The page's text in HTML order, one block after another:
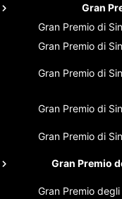
Gran
Gran Premio di
Gran Premio di
Gran Premio di
Gran Premio di
Gran Premio di
Gran Premio
Gran Premio